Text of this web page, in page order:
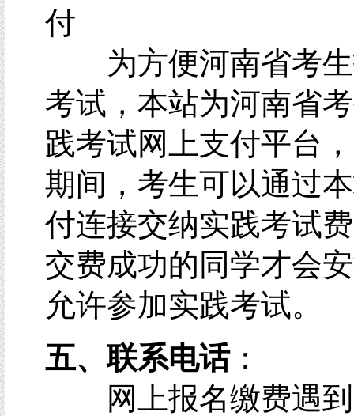
付
为方便河南省考生
考试，本站为河南省
践考试网上支付平台
期间，考生可以通过
付连接交纳实践考试
交费成功的同学才会
允许参加实践考试。
五、联系电话：
网上报名缴费遇到